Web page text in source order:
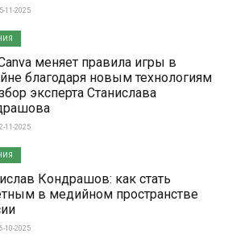
11-2025
меняет правила игры в
благодаря новым технологиям
эксперта Станислава
11-2025
Кондрашов: как стать
в медийном пространстве
10-2025